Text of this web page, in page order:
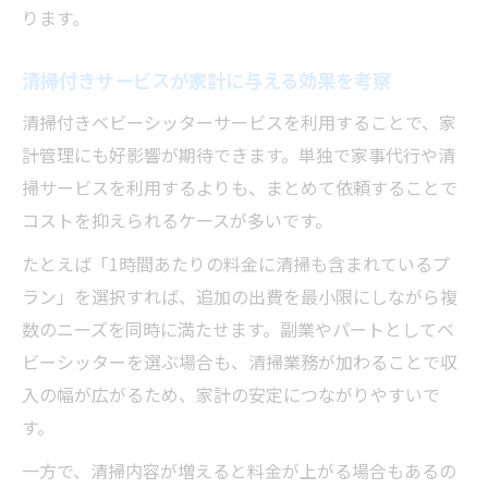
ります。
清掃付きサービスが家計に与える効果を考察
清掃付きベビーシッターサービスを利用することで、家
計管理にも好影響が期待できます。単独で家事代行や清
掃サービスを利用するよりも、まとめて依頼することで
コストを抑えられるケースが多いです。
たとえば「1時間あたりの料金に清掃も含まれているプ
ラン」を選択すれば、追加の出費を最小限にしながら複
数のニーズを同時に満たせます。副業やパートとしてベ
ビーシッターを選ぶ場合も、清掃業務が加わることで収
入の幅が広がるため、家計の安定につながりやすいで
す。
一方で、清掃内容が増えると料金が上がる場合もあるの